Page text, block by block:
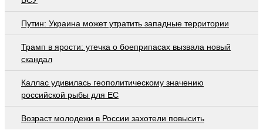
Путин: Украина может утратить западные территории
Трамп в ярости: утечка о боеприпасах вызвала новый
скандал
Каллас удивилась геополитическому значению
российской рыбы для ЕС
Возраст молодежи в России захотели повысить